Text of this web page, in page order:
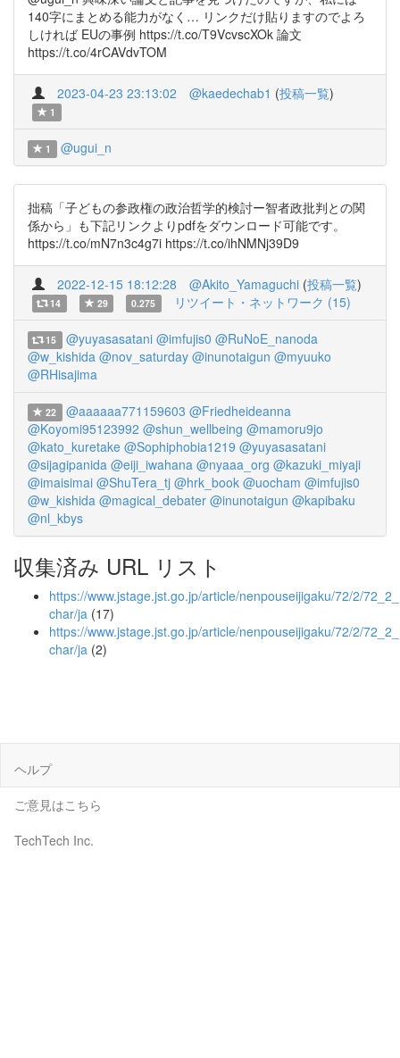
140字にまとめる能力がなく… リンクだけ貼りますのでよろ
しければ EUの事例 https://t.co/T9VcvscXOk 論文
https://t.co/4rCAVdvTOM
2023-04-23 23:13:02 @kaedechab1 (投稿一覧)
1
1 @ugui_n
拙稿「子どもの参政権の政治哲学的検討ー智者政批判との関
係から」も下記リンクよりpdfをダウンロード可能です。
https://t.co/mN7n3c4g7i https://t.co/ihNMNj39D9
2022-12-15 18:12:28 @Akito_Yamaguchi (投稿一覧)
14 29 0.275 リツイート・ネットワーク (15)
15 @yuyasasatani @imfujis0 @RuNoE_nanoda
@w_kishida @nov_saturday @inunotaigun @myuuko
@RHisajima
22 @aaaaaa771159603 @Friedheideanna
@Koyomi95123992 @shun_wellbeing @mamoru9jo
@kato_kuretake @Sophiphobia1219 @yuyasasatani
@sijagipanida @eiji_iwahana @nyaaa_org @kazuki_miyaji
@imaisimai @ShuTera_tj @hrk_book @uocham @imfujis0
@w_kishida @magical_debater @inunotaigun @kapibaku
@nl_kbys
収集済み URL リスト
https://www.jstage.jst.go.jp/article/nenpouseijigaku/72/2/
char/ja (17)
https://www.jstage.jst.go.jp/article/nenpouseijigaku/72/2/
char/ja (2)
ヘルプ
ご意見はこちら
TechTech Inc.